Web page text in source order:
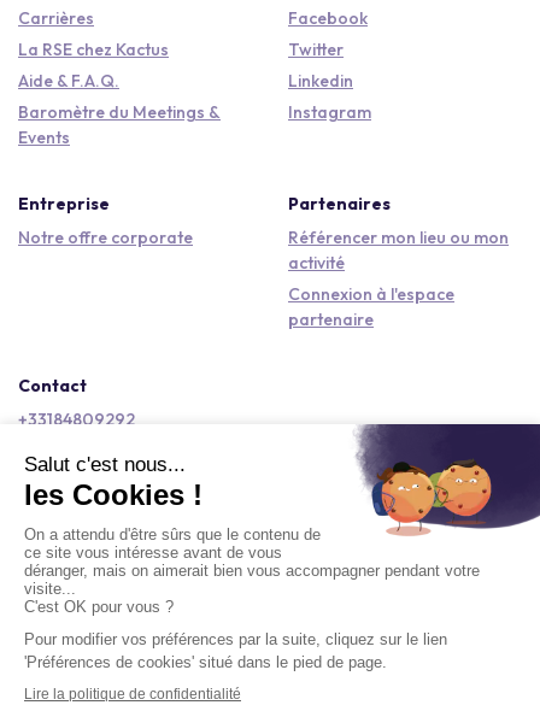
Carrières
La RSE chez Kactus
Aide & F.A.Q.
Baromètre du Meetings &
Events
Facebook
Twitter
Linkedin
Instagram
Entreprise
Notre offre corporate
Partenaires
Référencer mon lieu ou mon
activité
Connexion à l'espace
partenaire
Contact
+33184809292
Copyright © 2026 Kactus Tous droits réservés
Conditions générales d'utilisation
Mentions légales
Signaler un contenu